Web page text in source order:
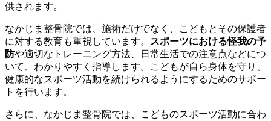
供されます。
なかじま整骨院では、施術だけでなく、こどもとその保護者
に対する教育も重視しています。
スポーツにおける怪我の予
防や適切なトレーニング方法、日常生活での注意点などにつ
いて、わかりやすく指導します。こどもが自ら身体を守り、
健康的なスポーツ活動を続けられるようにするためのサポー
トを行います。
さらに、なかじま整骨院では、こどものスポーツ活動に合わ